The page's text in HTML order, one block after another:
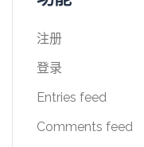
注册
登录
Entries feed
Comments feed